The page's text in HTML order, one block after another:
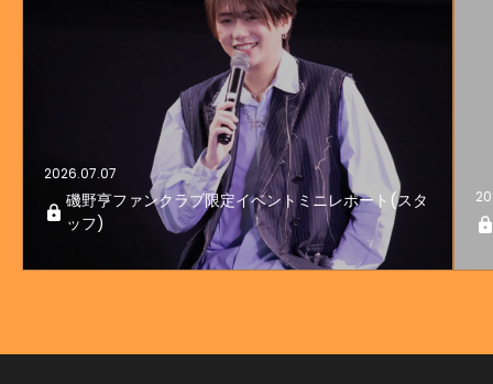
2026.07.07
磯野亨ファンクラブ限定イベントミニレポート(スタ
ッフ)